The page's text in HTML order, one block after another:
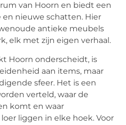
van Hoorn en biedt een
nieuwe schatten. Hier
antieke meubels
elk met zijn eigen verhaal.
Hoorn onderscheidt, is
aan items, maar
sfeer. Het is een
verteld, waar de
komt en waar
liggen in elke hoek. Voor